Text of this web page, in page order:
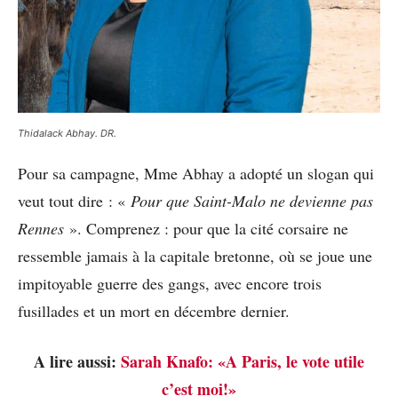
Thidalack Abhay. DR.
Pour sa campagne, Mme Abhay a adopté un slogan qui
veut tout dire : « Pour que Saint-Malo ne devienne pas
Rennes ». Comprenez : pour que la cité corsaire ne
ressemble jamais à la capitale bretonne, où se joue une
impitoyable guerre des gangs, avec encore trois
fusillades et un mort en décembre dernier.
A lire aussi: Sarah Knafo: «A Paris, le vote utile
c’est moi!»